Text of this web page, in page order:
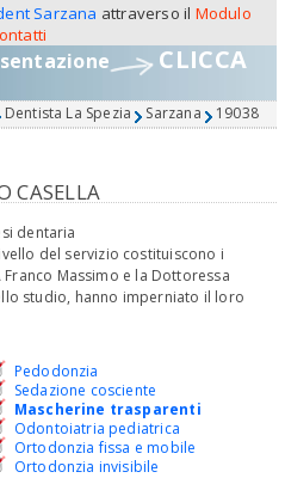
Sarzana attraverso il Modulo
CLICCA
Dentista La Spezia Sarzana 19038
CASELLA
dentaria
del servizio costituiscono i
Franco Massimo e la Dottoressa
studio, hanno imperniato il loro
Pedodonzia
Sedazione cosciente
Mascherine trasparenti
Odontoiatria pediatrica
Ortodonzia fissa e mobile
Ortodonzia invisibile